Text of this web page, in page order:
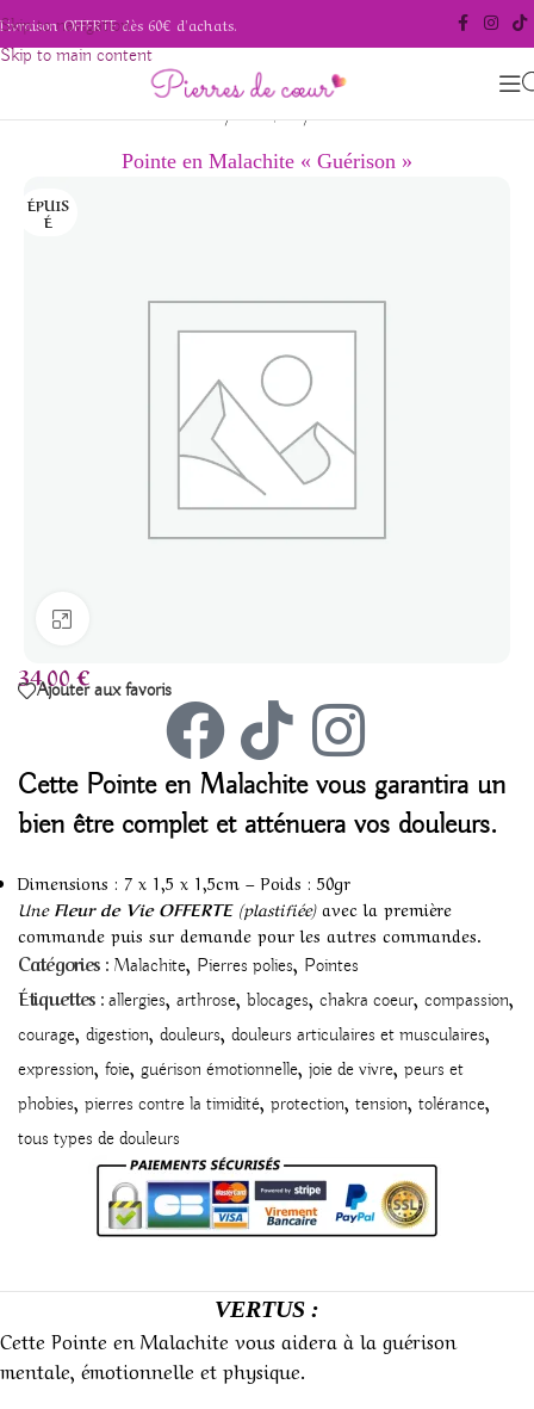
Skip to navigation
Skip to main content
Livraison OFFERTE dès 60€ d'achats.
Accueil/Pierres polies/Pointes
Pointe en Malachite « Guérison »
ÉPUIS
É
34,00€
Ajouter aux favoris
Cette Pointe en Malachite vous garantira un
bien être complet et atténuera vos douleurs.
Dimensions : 7 x 1,5 x 1,5cm – Poids : 50gr
Une Fleur de Vie OFFERTE(plastifiée)avec la première
commande puis sur demande pour les autres commandes.
Catégories : Malachite, Pierres polies, Pointes
Étiquettes : allergies, arthrose, blocages, chakra coeur, compassion,
courage, digestion, douleurs, douleurs articulaires et musculaires,
expression, foie, guérison émotionnelle, joie de vivre, peurs et
phobies, pierres contre la timidité, protection, tension, tolérance,
tous types de douleurs
VERTUS :
Cette Pointe en Malachite vous aidera à la guérison
mentale, émotionnelle et physique.